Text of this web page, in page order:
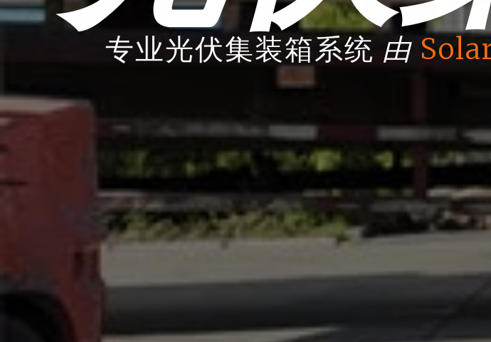
专业光伏集装箱系统 由